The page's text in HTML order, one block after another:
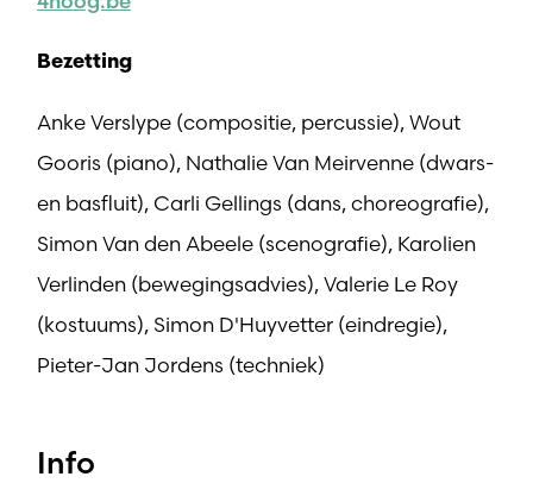
Bezetting
Anke Verslype (compositie, percussie), Wout
Gooris (piano), Nathalie Van Meirvenne (dwars-
en basfluit), Carli Gellings (dans, choreografie),
Simon Van den Abeele (scenografie), Karolien
Verlinden (bewegingsadvies), Valerie Le Roy
(kostuums), Simon D'Huyvetter (eindregie),
Pieter-Jan Jordens (techniek)
Info